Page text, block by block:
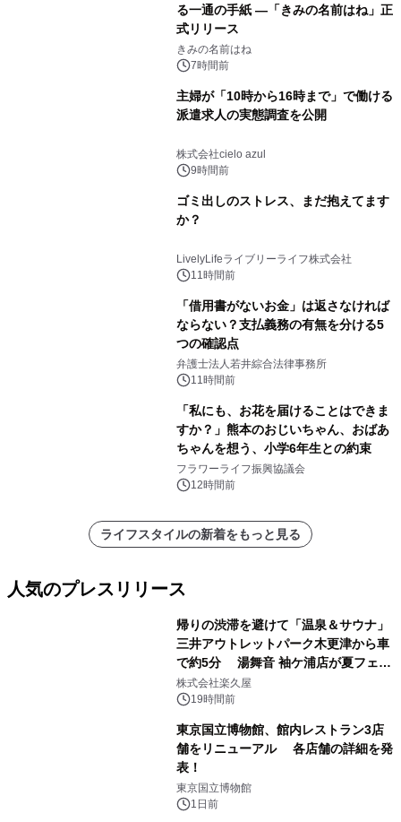
る一通の手紙 ―「きみの名前はね」正
式リリース
きみの名前はね
7時間前
主婦が「10時から16時まで」で働ける
派遣求人の実態調査を公開
株式会社cielo azul
9時間前
ゴミ出しのストレス、まだ抱えてます
か？
LivelyLifeライブリーライフ株式会社
11時間前
「借用書がないお金」は返さなければ
ならない？支払義務の有無を分ける5
つの確認点
弁護士法人若井綜合法律事務所
11時間前
「私にも、お花を届けることはできま
すか？」熊本のおじいちゃん、おばあ
ちゃんを想う、小学6年生との約束
フラワーライフ振興協議会
12時間前
ライフスタイルの新着をもっと見る
人気のプレスリリース
帰りの渋滞を避けて「温泉＆サウナ」
三井アウトレットパーク木更津から車
で約5分 湯舞音 袖ケ浦店が夏フェア
メニューを提供
株式会社楽久屋
19時間前
東京国立博物館、館内レストラン3店
舗をリニューアル 各店舗の詳細を発
表！
東京国立博物館
1日前